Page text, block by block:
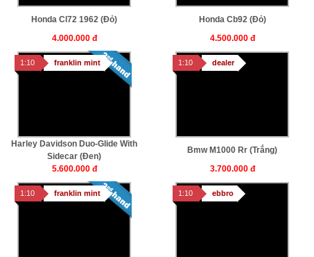
Honda Cl72 1962 (Đỏ)
4.000.000 đ
Honda Cb92 (Đỏ)
4.500.000 đ
1:10 franklin mint
Harley Davidson Duo-Glide With
Sidecar (Đen)
5.600.000 đ
1:10 dealer
Bmw M1000 Rr (trắng)
3.700.000 đ
1:10 franklin mint 1:10 ebbro